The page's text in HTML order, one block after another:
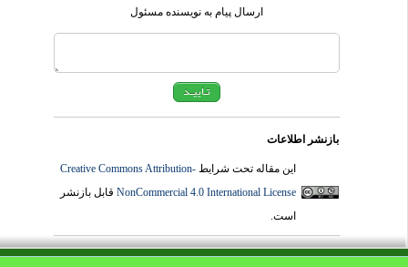
ارسال پیام به نویسنده مسئول
بازنشر اطلاعات
این مقاله تحت شرایطCreative Commons Attribution-
NonCommercial 4.0 International Licenseقابل بازنشر
است.